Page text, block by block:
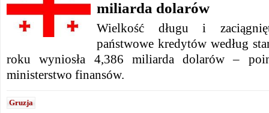
miliarda dolarów
Wielkość długu i
państwowe kredytów według
roku wyniosła 4,386 miliarda dolarów –
ministerstwo finansów.
Gruzja